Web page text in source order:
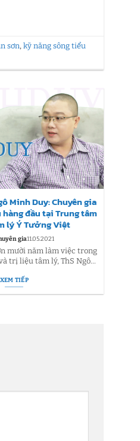
sơn, kỹ năng sông tiểu
Minh Duy: Chuyên gia
đầu tại Trung tâm
lý Ý Tưởng Việt
gia11.05.2021
mười năm làm việc trong
trị liệu tâm lý, ThS Ngô...
XEM TIẾP